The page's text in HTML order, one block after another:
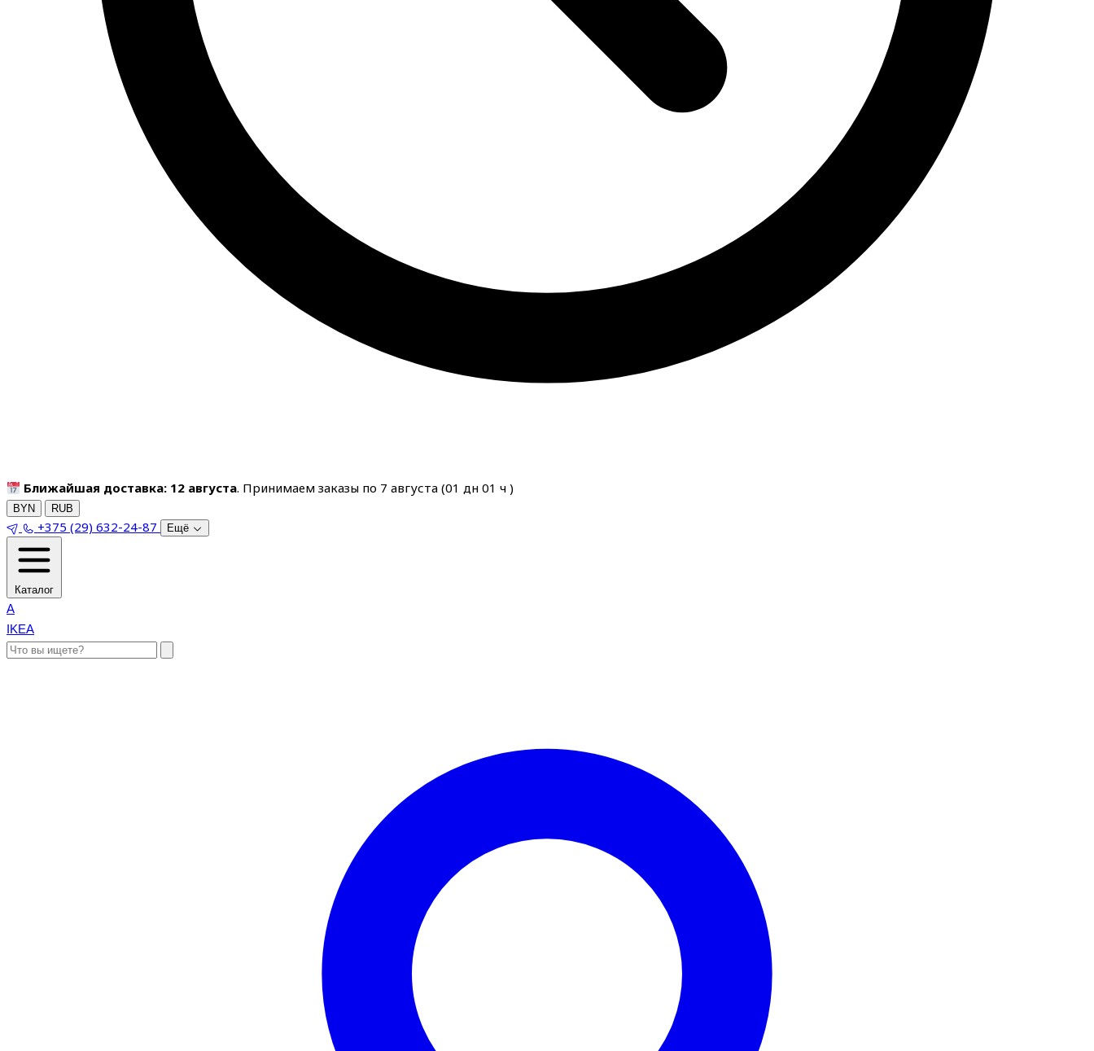
Ближайшая доставка: 12 августа. Принимаем заказы по 7 августа (01 дн01 ч)
BYN RUB
+375 (29) 632-24-87 Ещё
Каталог
A
IKEA